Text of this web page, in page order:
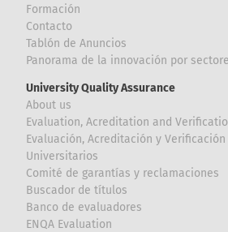
Formación
Contacto
Tablón de Anuncios
Panorama de la innovación por
University Quality Assurance
About us
Evaluation, Acreditation and
Evaluación, Acreditación y Verificación
Universitarios
Comité de garantías y reclamaciones
Buscador de títulos
Banco de evaluadores
ENQA Evaluation